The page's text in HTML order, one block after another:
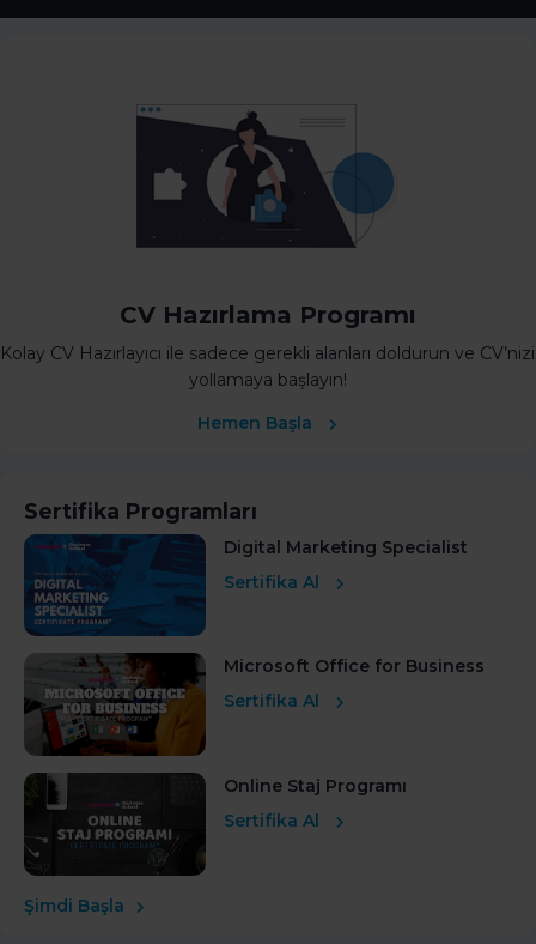
CV Hazırlama Programı
Kolay CV Hazırlayıcı ile sadece gerekli alanları doldurun ve CV’nizi
yollamaya başlayın!
Hemen Başla
Sertifika Programları
Digital Marketing Specialist
Sertifika Al
Microsoft Office for Business
Sertifika Al
Online Staj Programı
Sertifika Al
Şimdi Başla